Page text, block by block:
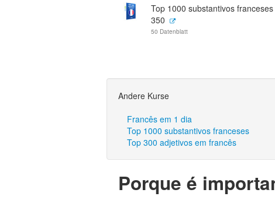
Top 1000 substantivos
350
50 Datenblatt
Andere Kurse
Francês em 1 dia
Top 1000 substantivos franceses
Top 300 adjetivos em francês
Porque é